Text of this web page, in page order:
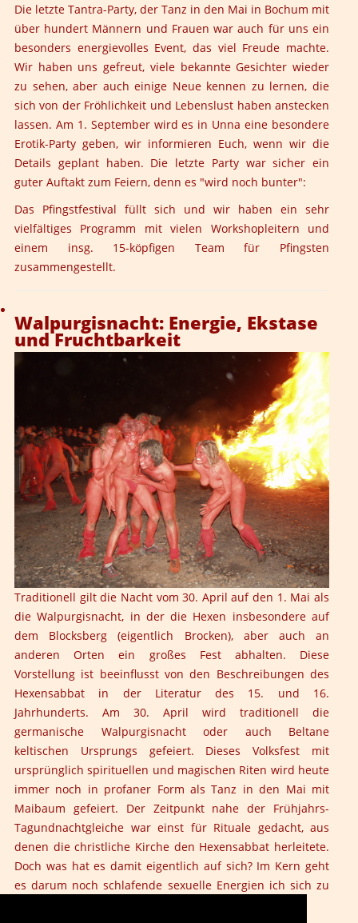
Die letzte Tantra-Party, der Tanz in den Mai in Bochum mit
über hundert Männern und Frauen war auch für uns ein
besonders energievolles Event, das viel Freude machte.
Wir haben uns gefreut, viele bekannte Gesichter wieder
zu sehen, aber auch einige Neue kennen zu lernen, die
sich von der Fröhlichkeit und Lebenslust haben anstecken
lassen. Am 1. September wird es in Unna eine besondere
Erotik-Party geben, wir informieren Euch, wenn wir die
Details geplant haben. Die letzte Party war sicher ein
guter Auftakt zum Feiern, denn es "wird noch bunter":
Das Pfingstfestival füllt sich und wir haben ein sehr
vielfältiges Programm mit vielen Workshopleitern und
einem insg. 15-köpfigen Team für Pfingsten
zusammengestellt.
Walpurgisnacht: Energie, Ekstase
und Fruchtbarkeit
Traditionell gilt die Nacht vom 30. April auf den 1. Mai als
die Walpurgisnacht, in der die Hexen insbesondere auf
dem Blocksberg (eigentlich Brocken), aber auch an
anderen Orten ein großes Fest abhalten. Diese
Vorstellung ist beeinflusst von den Beschreibungen des
Hexensabbat in der Literatur des 15. und 16.
Jahrhunderts. Am 30. April wird traditionell die
germanische Walpurgisnacht oder auch Beltane
keltischen Ursprungs gefeiert. Dieses Volksfest mit
ursprünglich spirituellen und magischen Riten wird heute
immer noch in profaner Form als Tanz in den Mai mit
Maibaum gefeiert. Der Zeitpunkt nahe der Frühjahrs-
Tagundnachtgleiche war einst für Rituale gedacht, aus
denen die christliche Kirche den Hexensabbat herleitete.
Doch was hat es damit eigentlich auf sich? Im Kern geht
es darum noch schlafende sexuelle Energien ich sich zu